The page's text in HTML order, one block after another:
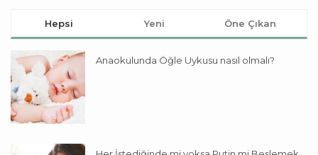
Hepsi Yeni Öne Çıkan
Anaokulunda Öğle Uykusu nasıl olmalı?